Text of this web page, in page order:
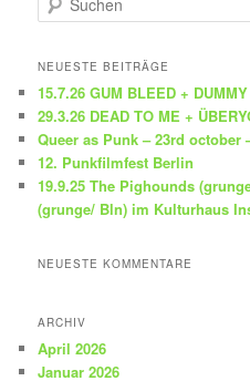
u
h
n
NEUESTE BEITRÄGE
15.7.26 GUM BLEED +
29.3.26 DEAD TO ME +
Queer as Punk – 23rd
12. Punkfilmfest Berlin
19.9.25 The Pighounds
(grunge/ Bln) im Kulturhaus
NEUESTE KOMMENTARE
ARCHIV
April 2026
Januar 2026